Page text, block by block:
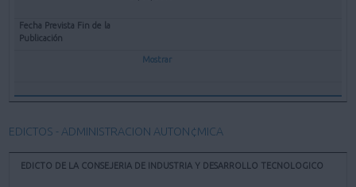
Mostrar
EDICTOS - ADMINISTRACION AUTON¢MICA
EDICTO DE LA CONSEJERIA DE INDUSTRIA Y DESARROLLO TECNOLOGICO